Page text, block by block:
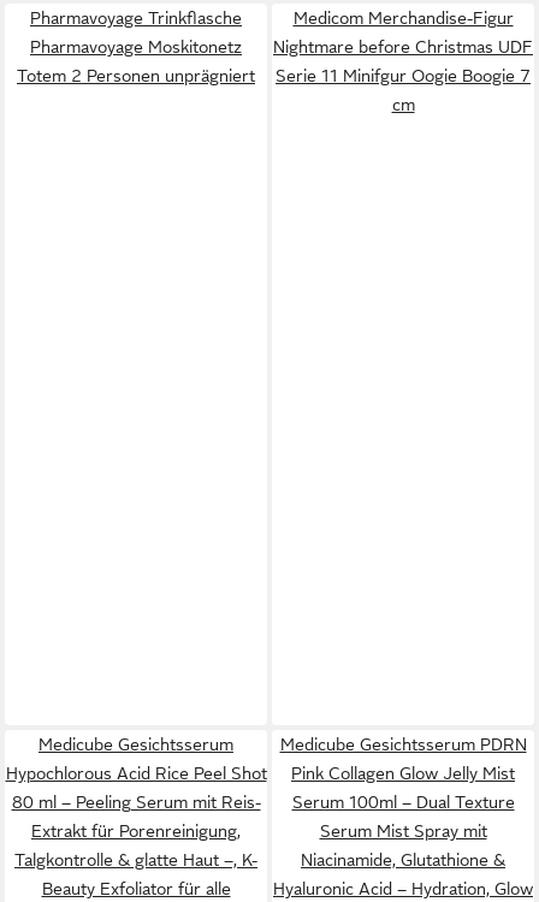
Pharmavoyage Trinkflasche
Pharmavoyage Moskitonetz
Totem 2 Personen unprägniert
Medicom Merchandise-Figur
Nightmare before Christmas UDF
Serie 11 Minifgur Oogie Boogie 7
cm
Medicube Gesichtsserum
Hypochlorous Acid Rice Peel Shot
80 ml – Peeling Serum mit Reis-
Extrakt für Porenreinigung,
Talgkontrolle & glatte Haut –, K-
Beauty Exfoliator für alle
Medicube Gesichtsserum PDRN
Pink Collagen Glow Jelly Mist
Serum 100ml – Dual Texture
Serum Mist Spray mit
Niacinamide, Glutathione &
Hyaluronic Acid – Hydration, Glow